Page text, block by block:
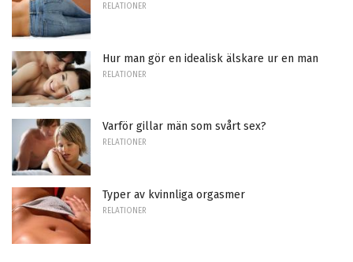
RELATIONER
Hur man gör en idealisk älskare ur en man
RELATIONER
Varför gillar män som svårt sex?
RELATIONER
Typer av kvinnliga orgasmer
RELATIONER